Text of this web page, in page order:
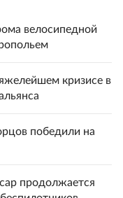
велосипедной
кризисе в
победили на
продолжается